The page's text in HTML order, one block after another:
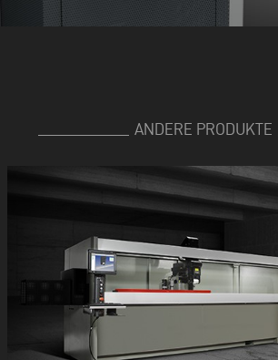
ANDERE PRODUKTE